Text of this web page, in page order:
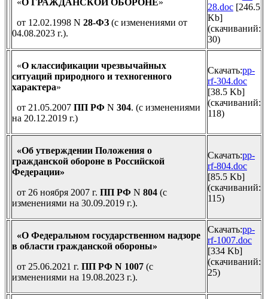
«О ГРАЖДАНСКОЙ ОБОРОНЕ»
от 12.02.1998 N 28-ФЗ (с изменениями от
04.08.2023 г.).
28.doc [246.5
Kb]
(cкачиваний:
30)
«О классификации чрезвычайных
ситуаций природного и техногенного
характера»
от 21.05.2007 ПП РФ N 304. (с изменениями
на 20.12.2019 г.)
Скачать:pp-
rf-304.doc
[38.5 Kb]
(cкачиваний:
118)
«Об утверждении Положения о
гражданской обороне в Российской
Федерации»
от 26 ноября 2007 г. ПП РФ N 804 (с
изменениями на 30.09.2019 г.).
Скачать:pp-
rf-804.doc
[85.5 Kb]
(cкачиваний:
115)
«О Федеральном государственном надзоре
в области гражданской обороны»
от 25.06.2021 г. ПП РФ N 1007 (с
изменениями на 19.08.2023 г.).
Скачать:pp-
rf-1007.doc
[334 Kb]
(cкачиваний:
25)